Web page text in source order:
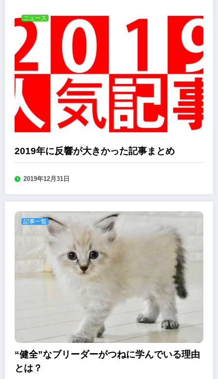
ニュース
2019年に反響が大きかった記事まとめ
2019年12月31日
記事一覧
“健全”なブリーダーがつねに学んでいる理由
とは？